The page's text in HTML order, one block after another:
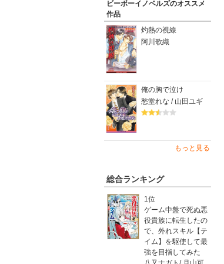
ビーボーイノベルズのオススメ
作品
灼熱の視線
阿川歌織
俺の胸で泣け
愁堂れな / 山田ユギ
もっと見る
総合ランキング
1位
ゲーム中盤で死ぬ悪
役貴族に転生したの
で、外れスキル【テ
イム】を駆使して最
強を目指してみた